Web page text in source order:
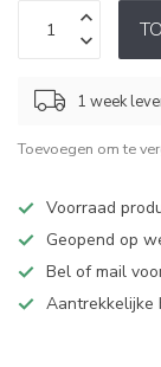
1 week
Toevoegen om te
Voorraad
Geopend op
Bel of mail
Aantrekkelijke